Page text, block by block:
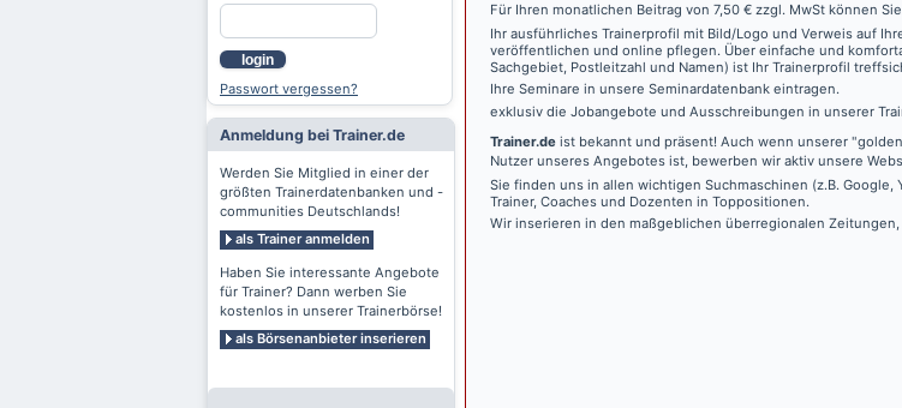
login
Passwort vergessen?
Anmeldung bei Trainer.de
Werden Sie Mitglied in einer der
größten Trainerdatenbanken und -
communities Deutschlands!
als Trainer anmelden
Haben Sie interessante Angebote
für Trainer? Dann werben Sie
kostenlos in unserer Trainerbörse!
als Börsenanbieter inserieren
Für Ihren monatlichen Beitrag von 7,50 € zzgl. MwSt können Sie
Ihr ausführliches Trainerprofil mit Bild/Logo und Verweis auf
veröffentlichen und online pflegen. Über einfache und
Sachgebiet, Postleitzahl und Namen) ist Ihr Trainerprofil
Ihre Seminare in unsere Seminardatenbank eintragen.
exklusiv die Jobangebote und Ausschreibungen in unserer
Trainer.de ist bekannt und präsent! Auch wenn unserer
Nutzer unseres Angebotes ist, bewerben wir aktiv unsere
Sie finden uns in allen wichtigen Suchmaschinen (z.B.
Trainer, Coaches und Dozenten in Toppositionen.
Wir inserieren in den maßgeblichen überregionalen